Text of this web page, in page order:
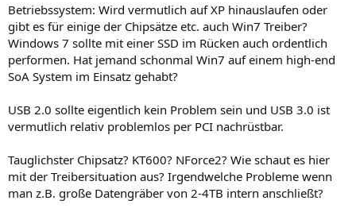
Betriebssystem: Wird vermutlich auf XP hinauslaufen oder
gibt es für einige der Chipsätze etc. auch Win7 Treiber?
Windows 7 sollte mit einer SSD im Rücken auch ordentlich
performen. Hat jemand schonmal Win7 auf einem high-end
SoA System im Einsatz gehabt?
USB 2.0 sollte eigentlich kein Problem sein und USB 3.0 ist
vermutlich relativ problemlos per PCI nachrüstbar.
Tauglichster Chipsatz? KT600? NForce2? Wie schaut es hier
mit der Treibersituation aus? Irgendwelche Probleme wenn
man z.B. große Datengräber von 2-4TB intern anschließt?